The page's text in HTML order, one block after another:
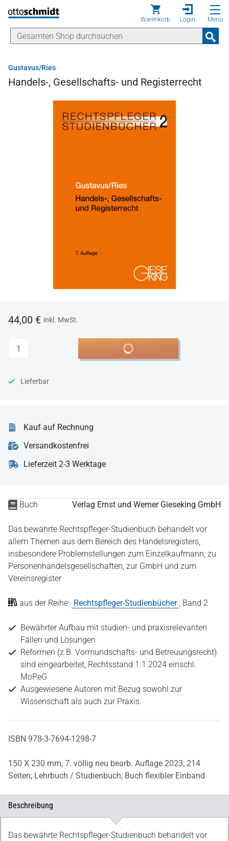
Direkt zum Inhalt
Warenkorb Login Menü
Gustavus/Ries
Handels-, Gesellschafts- und Registerrecht
Buch Verlag Ernst und Werner Gieseking GmbH
Das bewährte Rechtspfleger-Studienbuch behandelt vor
allem Themen aus dem Bereich des Handelsregisters,
insbesondere Problemstellungen zum Einzelkaufmann, zu
Personenhandelsgesellschaften, zur GmbH und zum
Vereinsregister
aus der Reihe: Rechtspfleger-Studienbücher , Band 2
Bewährter Aufbau mit studien- und praxisrelevanten
Fällen und Lösungen
Reformen (z.B. Vormundschafts- und Betreuungsrecht)
sind eingearbeitet, Rechtsstand 1.1.2024 einschl.
MoPeG
Ausgewiesene Autoren mit Bezug sowohl zur
Wissenschaft als auch zur Praxis.
ISBN 978-3-7694-1298-7
150 X 230 mm, 7. völlig neu bearb. Auflage 2023, 214
Seiten, Lehrbuch / Studienbuch, Buch flexibler Einband
44,00 € inkl. MwSt.
Anzahl In den Warenkorb
Lieferbar
Kauf auf Rechnung
Versandkostenfrei
Lieferzeit 2-3 Werktage
Beschreibung
Beschreibung
Das bewährte Rechtspfleger-Studienbuch behandelt vor